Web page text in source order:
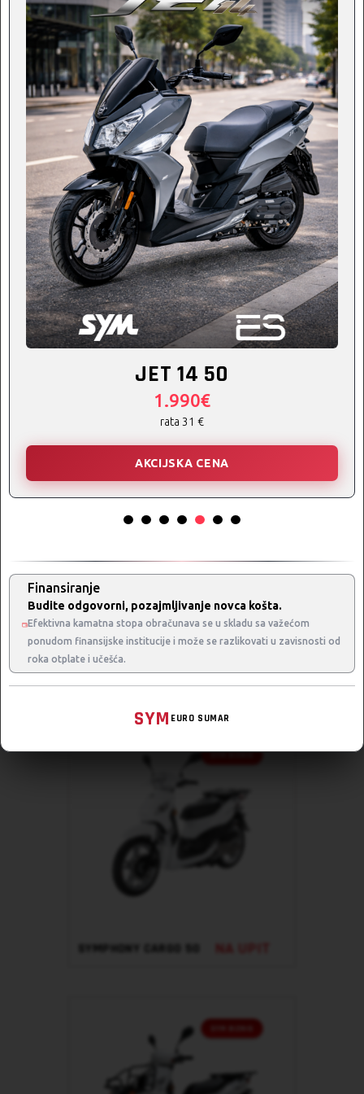
SYMPHONY ST 125 LC 2.490 €
SYMPHONY SR 125
X’PRO 50 NA UPIT
SYMPHONY CARGO 50 NA UPIT
SYMPHONY 200
2.690€
rata 43 €
AKCIJSKA CENA
Finansiranje
Budite odgovorni, pozajmljivanje novca košta.
Efektivna kamatna stopa obračunava se u skladu sa važećom
ponudom finansijske institucije i može se razlikovati u zavisnosti od
roka otplate i učešća.
SYM EURO SUMAR